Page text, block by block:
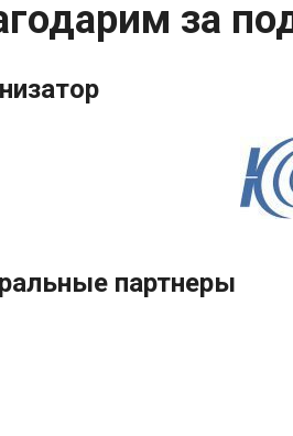
за
партнеры